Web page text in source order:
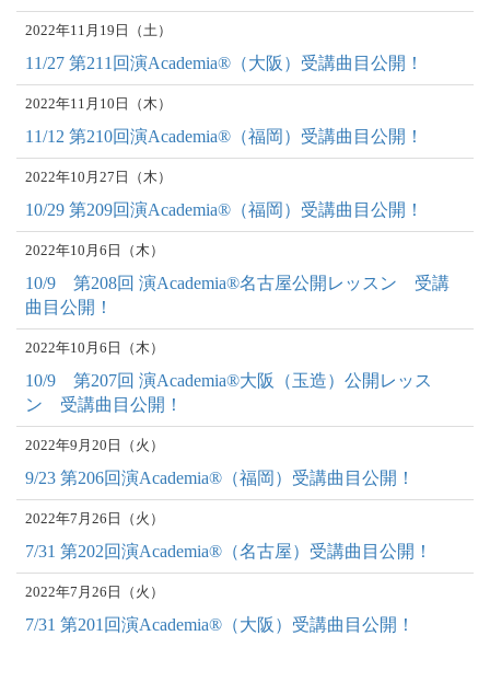
2022年11月19日（土）
11/27 第211回演Academia®︎（大阪）受講曲目公開！
2022年11月10日（木）
11/12 第210回演Academia®︎（福岡）受講曲目公開！
2022年10月27日（木）
10/29 第209回演Academia®︎（福岡）受講曲目公開！
2022年10月6日（木）
10/9 第208回 演Academia®名古屋公開レッスン 受講
曲目公開！
2022年10月6日（木）
10/9 第207回 演Academia®大阪（玉造）公開レッス
ン 受講曲目公開！
2022年9月20日（火）
9/23 第206回演Academia®︎（福岡）受講曲目公開！
2022年7月26日（火）
7/31 第202回演Academia®︎（名古屋）受講曲目公開！
2022年7月26日（火）
7/31 第201回演Academia®︎（大阪）受講曲目公開！